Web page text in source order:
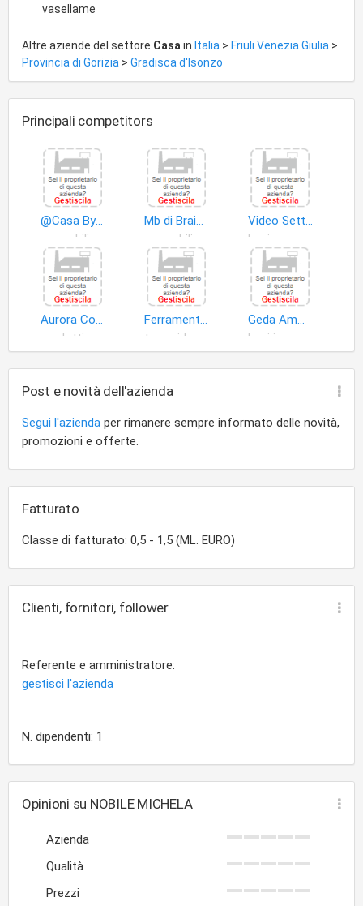
vasellame
Altre aziende del settore Casa in Italia > Friuli Venezia Giulia >
Provincia di Gorizia > Gradisca d'Isonzo
Principali competitors
@Casa By Arredamenti Luciano
mobili
Mb di Braidotti Michele
mobili
Video Sette S.n.c. di Maruccio De Marco Riccardo & Este Margherita
Aurora Computers S.r.l
Ferramenta D.B.
Geda Amministrazioni Immobili di Dugaro Adriano
Post e novità dell'azienda
Segui l'azienda per rimanere sempre informato delle novità,
promozioni e offerte.
Fatturato
Classe di fatturato: 0,5 - 1,5 (ML. EURO)
Clienti, fornitori, follower
Referente e amministratore:
gestisci l'azienda
N. dipendenti: 1
Opinioni su NOBILE MICHELA
Azienda
Qualità
Prezzi